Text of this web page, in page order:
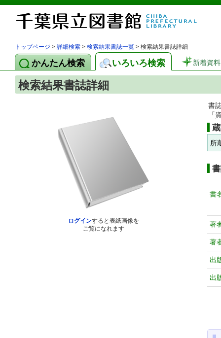
トップページ > 詳細検索 > 検索結果書誌一覧 > 検索結果書誌詳細
かんたん検索 いろいろ検索 新着資料
検索結果書誌詳細
ログインすると表紙画像を
ご覧になれます
書
「
所
書
著
著
出
出